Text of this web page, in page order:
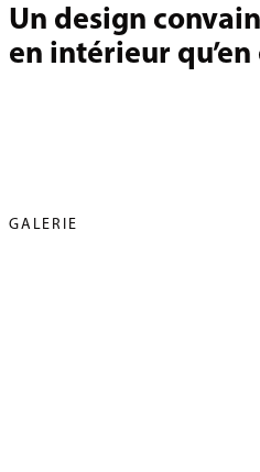
Un design
en intérieur
GALERIE